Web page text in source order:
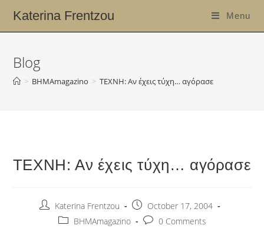
Katerina Frentzou Menu
Blog
> ΒΗΜΑmagazino > ΤΕΧΝΗ: Αν έχεις τύχη… αγόρασε
ΤΕΧΝΗ: Αν έχεις τύχη… αγόρασε
Katerina Frentzou
October 17, 2004
ΒΗΜΑmagazino
0 Comments